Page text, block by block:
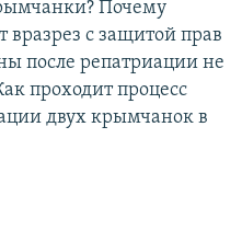
Почему
вразрез с защитой прав
после репатриации не
проходит процесс
двух крымчанок в